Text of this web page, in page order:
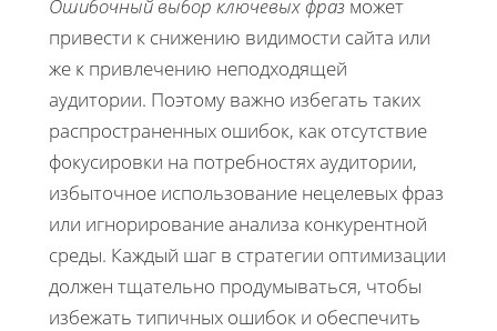
Ошибочный выбор ключевых фраз может
привести к снижению видимости сайта или
же к привлечению неподходящей
аудитории. Поэтому важно избегать таких
распространенных ошибок, как отсутствие
фокусировки на потребностях аудитории,
избыточное использование нецелевых фраз
или игнорирование анализа конкурентной
среды. Каждый шаг в стратегии оптимизации
должен тщательно продумываться, чтобы
избежать типичных ошибок и обеспечить